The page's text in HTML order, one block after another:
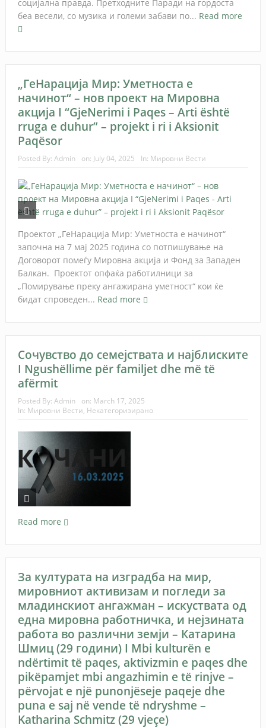
социјална правда. Претходните Паради на гордоста
беа весели, со музика и големи забави по... Read more
„ГеНарација Мир: Уметноста е
начинот“ – нов проект на Мировна
акција I “GjeNerimi i Paqes – Arti është
rruga e duhur” – projekt i ri i Aksionit
Paqësor
Posted By: Admin on: July 04, 2025 In: Мировни Вести
Проектот „ГеНарација Мир: Уметноста е начинот“
започна на 7 мај 2025 година со потпишување на
Договорот помеѓу Мировна акција и Фонд за Западен
Балкан. Проектот опфаќа работилници за
„Помирување преку ангажирана уметност“ кои ќе
бидат спроведен... Read more
Сочувство до семејствата и најблиските
I Ngushëllime për familjet dhe më të
afërmit
Posted By: Admin on: March 17, 2025
In: Мировни Вести, Некатегоризирано
Read more
За културата на изградба на мир,
мировниот активизам и погледи за
младинскиот ангажман – искуствата од
една мировна работничка, и нејзината
работа во различни земји – Катарина
Шмиц (29 години) I Mbi kulturën e
ndërtimit të paqes, aktivizmin e paqes dhe
pikëpamjet mbi angazhimin e të rinjve –
përvojat e një punonjëseje paqeje dhe
puna e saj në vende të ndryshme –
Katharina Schmitz (29 vjeçe)